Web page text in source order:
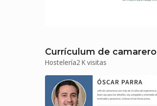
Currículum de camarero
Hostelería2 K visitas